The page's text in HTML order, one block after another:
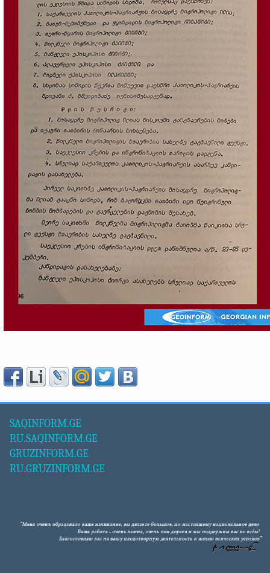
SAQINFORM.GE
RU.SAQINFORM.GE
GRUZINFORM.GE
RU.GRUZINFORM.GE